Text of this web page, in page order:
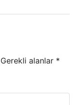
Gerekli alanlar *